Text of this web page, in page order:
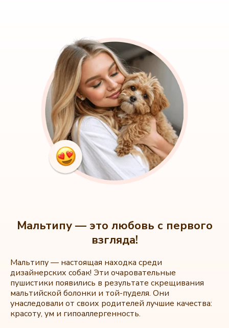
Мальтипу — это любовь с первого
взгляда!
Мальтипу — настоящая находка среди
дизайнерских собак! Эти очаровательные
пушистики появились в результате скрещивания
мальтийской болонки и той-пуделя. Они
унаследовали от своих родителей лучшие качества:
красоту, ум и гипоаллергенность.